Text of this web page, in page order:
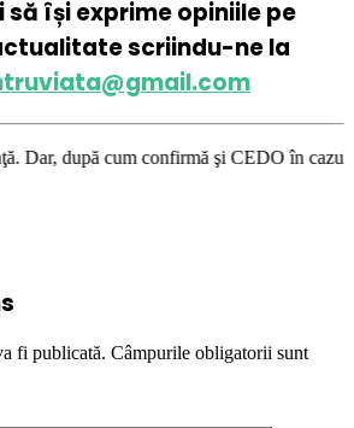
își exprime opiniile pe
scriindu-ne la
confirmă şi CEDO în cazul Handyside
fi publicată. Câmpurile obligatorii sunt